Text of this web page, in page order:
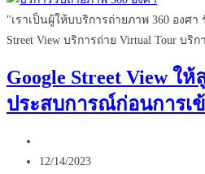
"เราเป็นผู้ให้บบริการถ่ายภาพ 360 องศา
Street View บริการถ่าย Virtual Tour บริ
Google Street View ใ
ประสบการณ์ก่อนการเ
author:
Post
12/14/2023